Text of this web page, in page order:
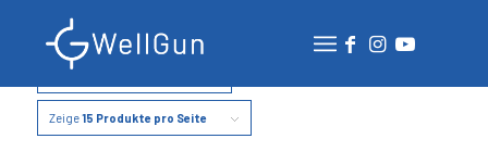
Zeige15 Produkte pro Seite